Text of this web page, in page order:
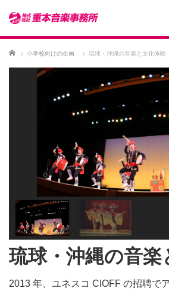
ホーム 小学校向けの企画 琉球・沖縄の音楽と文化体験
琉球・沖縄の音楽
2013 年、ユネスコ CIOFF の招聘で